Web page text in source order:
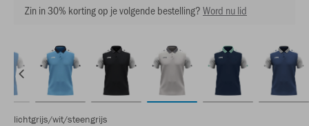
Zin in 30% korting op je volgende bestelling?Word nu lid
lichtgrijs/wit/steengrijs